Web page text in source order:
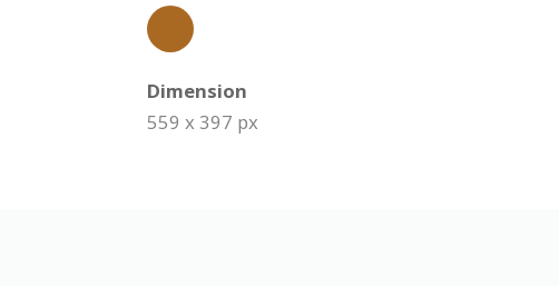
Dimension
559 x 397 px